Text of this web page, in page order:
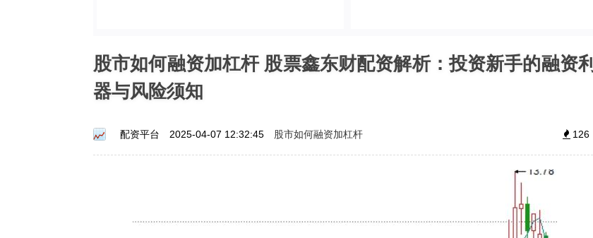
股市如何融资加杠杆 股票鑫东财配资解析：投资新手的融资利
器与风险须知
配资平台 2025-04-07 12:32:45 股市如何融资加杠杆 126